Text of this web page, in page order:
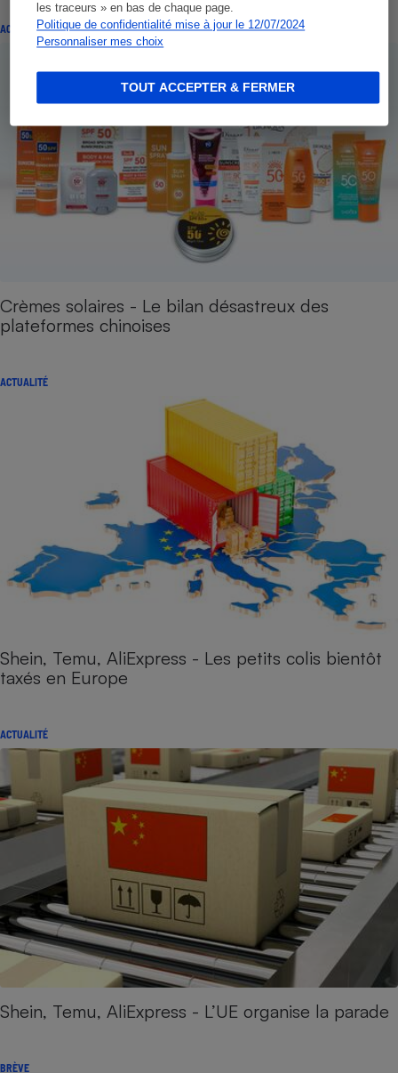
les traceurs » en bas de chaque page.
Politique de confidentialité mise à jour le 12/07/2024
Personnaliser mes choix
TOUT ACCEPTER & FERMER
ACTUALITÉ
Crèmes solaires - Le bilan désastreux des
plateformes chinoises
ACTUALITÉ
Shein, Temu, AliExpress - Les petits colis bientôt
taxés en Europe
ACTUALITÉ
Shein, Temu, AliExpress - L’UE organise la parade
BRÈVE